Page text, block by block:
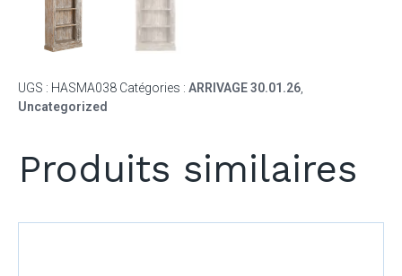
UGS : HASMA038 Catégories : ARRIVAGE 30.01.26
Uncategorized
Produits similaires